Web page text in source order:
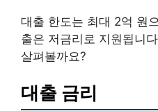
대출 한도는 최대 2억 원
출은 저금리로 지원됩니
살펴볼까요?
대출 금리